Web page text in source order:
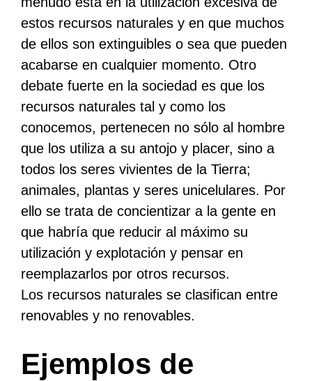
estos recursos naturales y en que muchos
de ellos son extinguibles o sea que pueden
acabarse en cualquier momento. Otro
debate fuerte en la sociedad es que los
recursos naturales tal y como los
conocemos, pertenecen no sólo al hombre
que los utiliza a su antojo y placer, sino a
todos los seres vivientes de la Tierra;
animales, plantas y seres unicelulares. Por
ello se trata de concientizar a la gente en
que habría que reducir al máximo su
utilización y explotación y pensar en
reemplazarlos por otros recursos.
Los recursos naturales se clasifican entre
renovables y no renovables.
Ejemplos de